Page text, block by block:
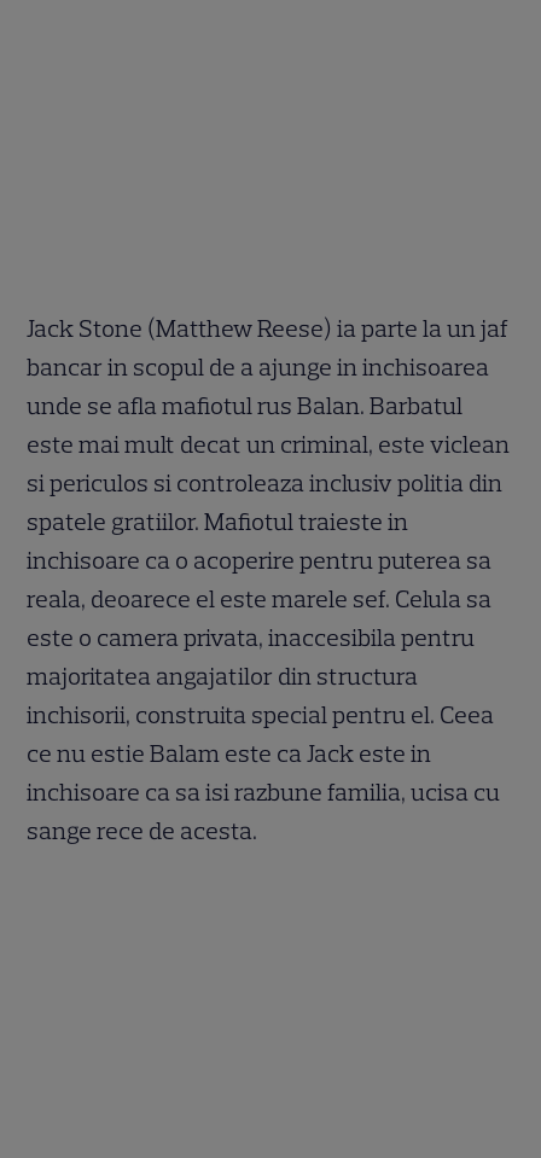
Jack Stone (Matthew Reese) ia parte la un jaf
bancar in scopul de a ajunge in inchisoarea
unde se afla mafiotul rus Balan. Barbatul
este mai mult decat un criminal, este viclean
si periculos si controleaza inclusiv politia din
spatele gratiilor. Mafiotul traieste in
inchisoare ca o acoperire pentru puterea sa
reala, deoarece el este marele sef. Celula sa
este o camera privata, inaccesibila pentru
majoritatea angajatilor din structura
inchisorii, construita special pentru el. Ceea
ce nu estie Balam este ca Jack este in
inchisoare ca sa isi razbune familia, ucisa cu
sange rece de acesta.